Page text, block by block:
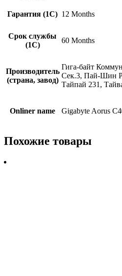
Гарантия (1С) 12 Months
Срок службы
(1С)
60 Months
Производитель
(страна, завод)
Гига-байт
Сек.3, Пай-Шин
Тайпай 231,
Onliner name Gigabyte Aorus
Похожие товары